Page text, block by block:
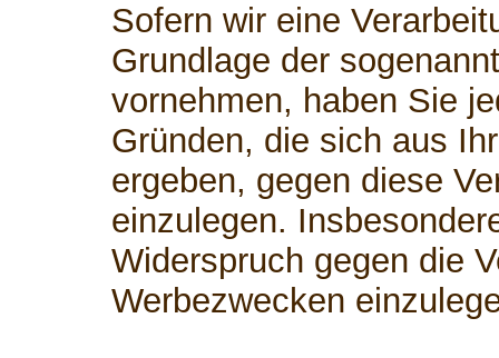
Sofern wir eine
Grundlage der
vornehmen, haben Sie
Gründen, die sich aus
ergeben, gegen diese
einzulegen.
Widerspruch gegen die
Werbezwecken